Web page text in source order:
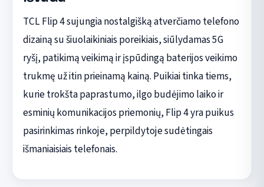
TCL Flip 4 sujungia nostalgišką atverčiamo telefono
dizainą su šiuolaikiniais poreikiais, siūlydamas 5G
ryšį, patikimą veikimą ir įspūdingą baterijos veikimo
trukmę už itin prieinamą kainą. Puikiai tinka tiems,
kurie trokšta paprastumo, ilgo budėjimo laiko ir
esminių komunikacijos priemonių, Flip 4 yra puikus
pasirinkimas rinkoje, perpildytoje sudėtingais
išmaniaisiais telefonais.